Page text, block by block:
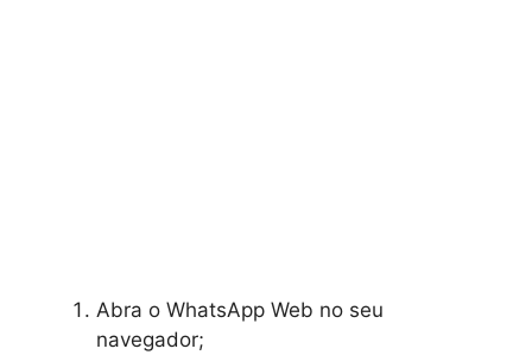
Abra o WhatsApp Web no seu
navegador;